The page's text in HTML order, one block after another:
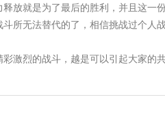
放就是为了最后的胜利，并且这一
所无法替代的了，相信挑战过个人
激烈的战斗，越是可以引起大家的